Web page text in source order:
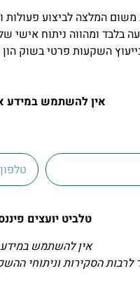
המלצה לביצוע
בלבד ומהווה ניתוח
השקעות פרטי בשוק
אין להשתמש במידע
טלביט יועצים פיננסים
אין להשתמש
הסקירות וניתוחי